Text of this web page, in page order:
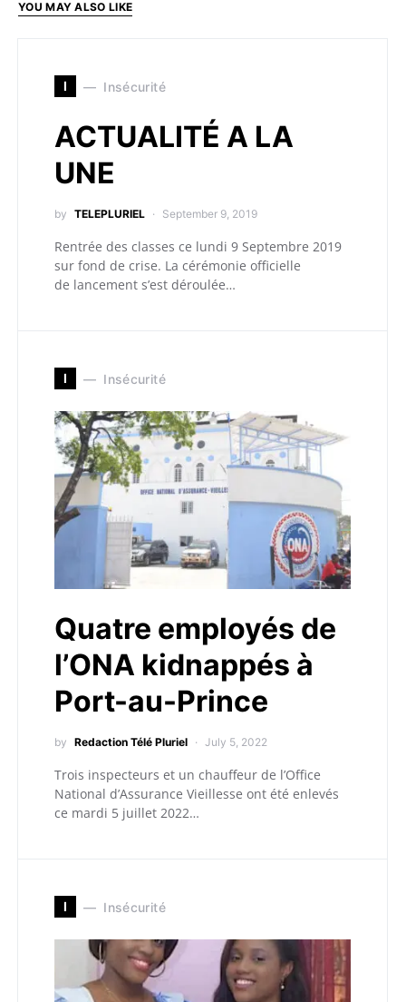
YOU MAY ALSO LIKE
I Insécurité
ACTUALITÉ A LA
UNE
by TELEPLURIEL September 9, 2019
Rentrée des classes ce lundi 9 Septembre 2019
sur fond de crise. La cérémonie officielle
de lancement s’est déroulée…
I Insécurité
Quatre employés de
l’ONA kidnappés à
Port-au-Prince
by Redaction Télé Pluriel July 5, 2022
Trois inspecteurs et un chauffeur de l’Office
National d’Assurance Vieillesse ont été enlevés
ce mardi 5 juillet 2022…
I Insécurité